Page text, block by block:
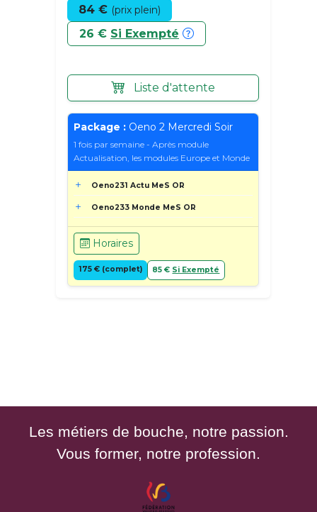
84 € (prix plein)
26 € Si Exempté
Liste d'attente
Package : Oeno 2 Mercredi Soir
1 fois par semaine - Après module
Actualisation, les modules Europe et Monde
Oeno231 Actu MeS OR
Oeno233 Monde MeS OR
Horaires
175 € (complet) 85 € Si Exempté
Les métiers de bouche, notre passion.
Vous former, notre profession.